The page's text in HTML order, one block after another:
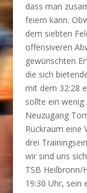
dass man
feiern kann.
dem siebten
offensiveren
gewünschten
die sich
mit dem 32:28
sollte ein wenig
Neuzugang
Rückraum eine
drei
wir sind uns
TSB Heilbronn/
19:30 Uhr, sein